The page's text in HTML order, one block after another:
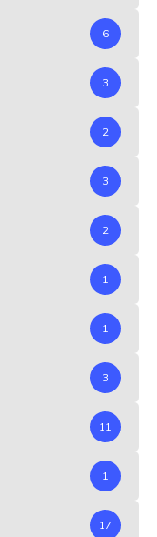
6
3
2
3
2
1
1
3
11
1
17